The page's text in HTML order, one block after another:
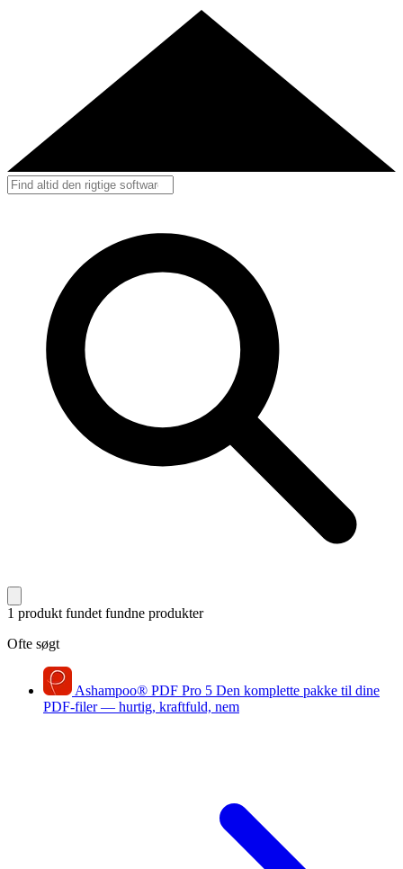
1 produkt fundet fundne produkter
Ofte søgt
Ashampoo® PDF Pro 5 Den komplette pakke til dine
PDF-filer — hurtig, kraftfuld, nem